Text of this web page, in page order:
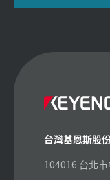
台灣基恩斯股
104016 台北